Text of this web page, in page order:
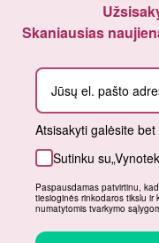
Skaniausias
Atsisakyti galėsite
Sutinku
Paspausdamas patvirtinu,
tiesioginės rinkodaros tikslu
numatytomis tvarkymo